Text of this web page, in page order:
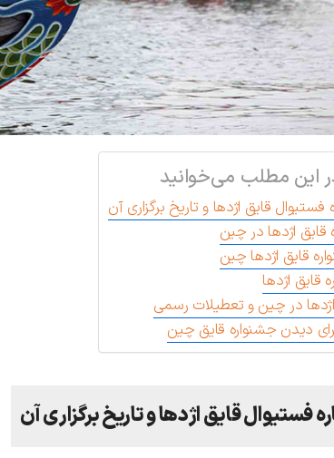
این مطلب می‌خوانید
قایق اژدها و تاریخ برگزاری آن
قایق اژدها در چین
قایق اژدها چین
قایق اژدها
در چین و تعطیلات رسمی
دیدن جشنواره قایق چین
فستیوال قایق اژدها و تاریخ برگزاری آن